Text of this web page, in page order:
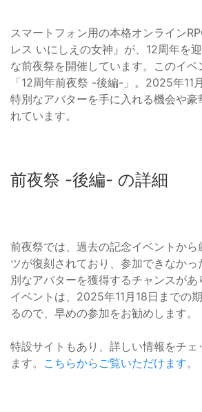
スマートフォン用の本格オンライン
レス いにしえの女神』が、12周年を
な前夜祭を開催しています。このイベ
「12周年前夜祭 -後編-」。2025年11
特別なアバターを手に入れる機会や豪
れています。
前夜祭 -後編- の詳細
前夜祭では、過去の記念イベントから
ツが復刻されており、参加できなか
別なアバターを獲得するチャンスが
イベントは、2025年11月18日までの
るので、早めの参加をお勧めします。
特設サイトもあり、詳しい情報をチェ
ます。 こちらからご覧いただけます。